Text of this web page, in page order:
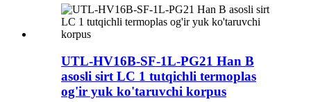
UTL-HV16B-SF-1L-PG21 Han B
asosli sirt LC 1 tutqichli termoplas
og'ir yuk ko'taruvchi korpus